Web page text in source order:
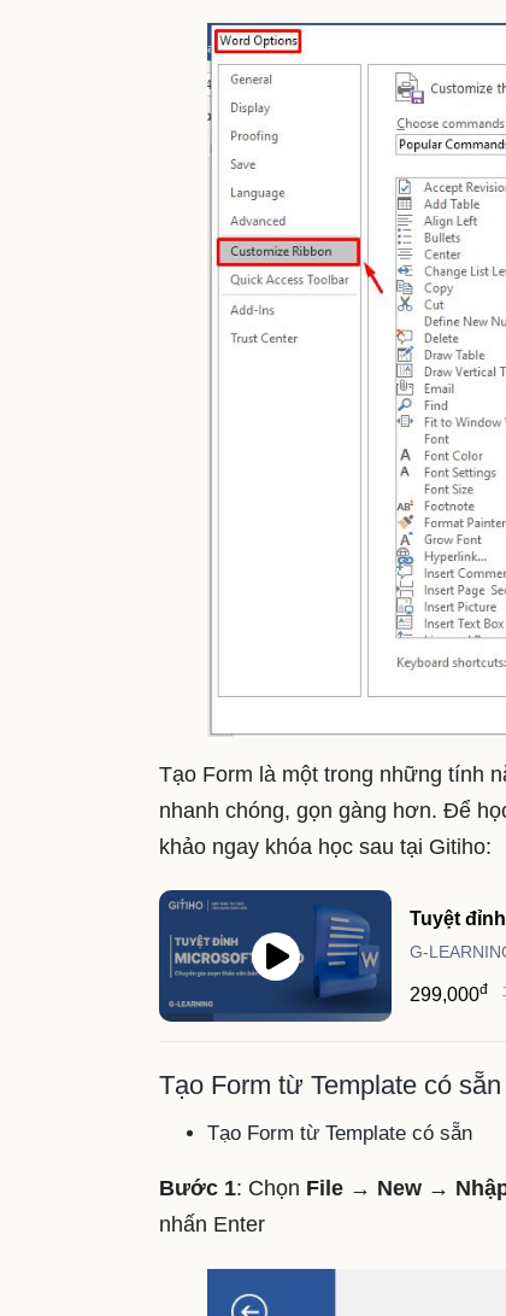
Tạo Form là một trong những tính
nhanh chóng, gọn gàng hơn. Để
khảo ngay khóa học sau tại Gitiho:
Tuyệt
G-
299,000đ
Tạo Form từ Template có
Tạo Form từ Template có sẵn
Bước 1: Chọn File → New →
nhấn Enter